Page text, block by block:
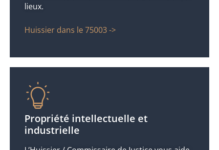
lieux.
Huissier dans le 75003 ->
Propriété intellectuelle et
industrielle